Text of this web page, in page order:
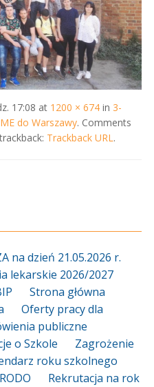
17:08 at 1200 × 674in 3-
do Warszawy. Comments
Trackback URL.
na dzień 21.05.2026 r.
lekarskie 2026/2027
Strona główna
Oferty pracy dla
publiczne
o Szkole
Zagrożenie
roku szkolnego
Rekrutacja na rok